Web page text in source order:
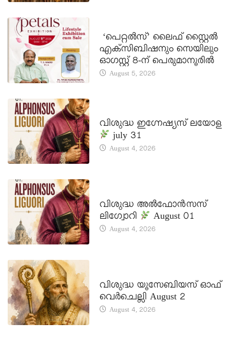
‘പെറ്റൽസ്’ ലൈഫ് സ്റ്റൈൽ
എക്സിബിഷനും സെയിലും
ഓഗസ്റ്റ് 8-ന് പെരുമാനൂരിൽ
August 5, 2026
വിശുദ്ധ ഇഗ്നേഷ്യസ് ലയോള
july 31
August 4, 2026
വിശുദ്ധ അൽഫോൻസസ്
ലിഗ്വോറി
August 01
August 4, 2026
വിശുദ്ധ യൂസേബിയസ് ഓഫ്
വെർചെല്ലി August 2
August 4, 2026